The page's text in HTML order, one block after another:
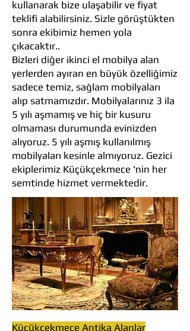
kullanarak bize ulaşabilir ve fiyat
teklifi alabilirsiniz. Sizle görüştükten
sonra ekibimiz hemen yola
çıkacaktır..
Bizleri diğer ikinci el mobilya alan
yerlerden ayıran en büyük özelliğimiz
sadece temiz, sağlam mobilyaları
alıp satmamızdır. Mobilyalarınız 3 ila
5 yılı aşmamış ve hiç bir kusuru
olmaması durumunda evinizden
alıyoruz. 5 yılı aşmış kullanılmış
mobilyaları kesinle almıyoruz. Gezici
ekiplerimiz Küçükçekmece 'nin her
semtinde hizmet vermektedir.
Küçükçekmece Antika Alanlar